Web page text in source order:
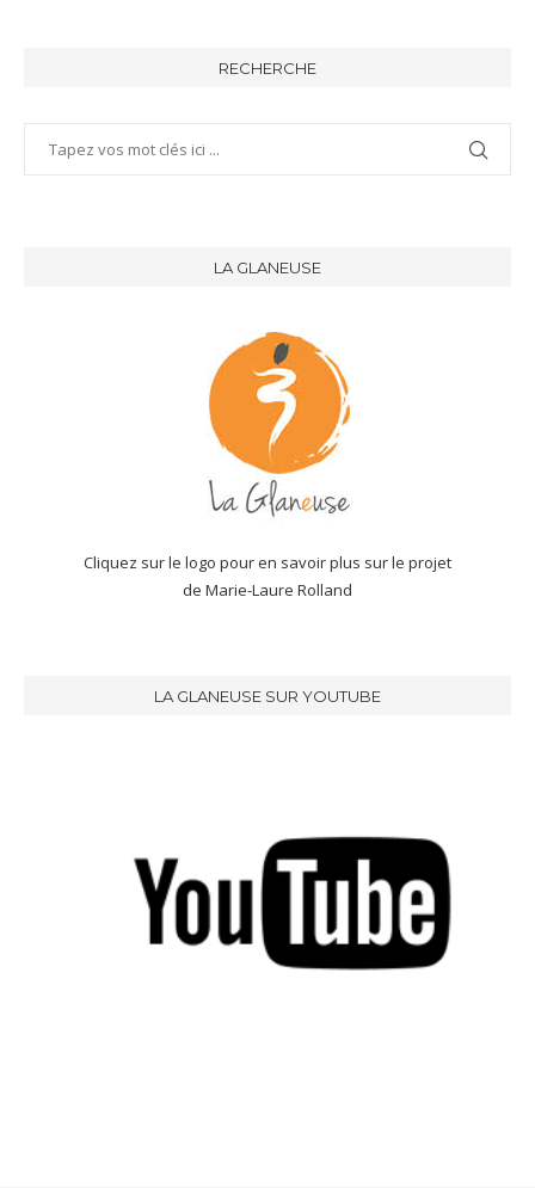
RECHERCHE
LA GLANEUSE
Cliquez sur le logo pour en savoir plus sur le projet
de Marie-Laure Rolland
LA GLANEUSE SUR YOUTUBE